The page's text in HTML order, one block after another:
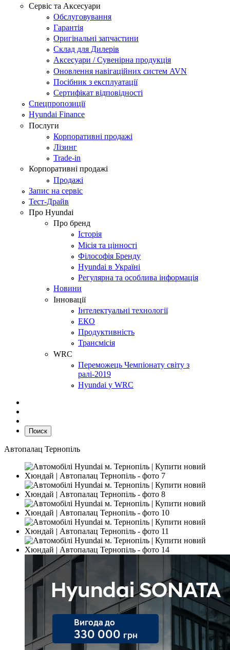
Сервіс та Аксесуари
Обслуговування
Гарантія
Оригінальні запчастини
Склад для Дилерів
Аксесуари / Сувенірна продукція
Оновлення навігаційних систем AVN
Посібник з експлуатації
Сертифікат відповідності
Спецпропозиції
Hyundai Finance
Послуги
Корпоративні продажі
Лізинг
Trade-in
Корпоративні продажі
Продажі
Запис на сервіс
Тест-Драйв
Про Hyundai
Про бренд
Історія
Місія та цінності
Філософія Бренду
Hyundai в Україні
Регулярна та особлива інформація
Новини
Інновації
Інтелектуальні технології
ЕКО
Продуктивність
Трансмісія
WRC
Переможець Чемпіонату світу з
ралі-2019
Hyundai у WRC
Поиск
Автопалац Тернопіль